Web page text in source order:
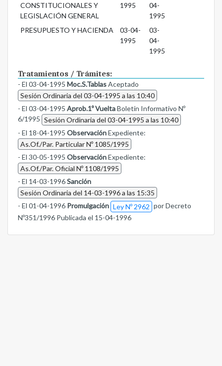
CONSTITUCIONALES Y
LEGISLACIÓN GENERAL
1995
04-
1995
PRESUPUESTO Y HACIENDA
03-04-
1995
03-
04-
1995
Tratamientos / Trámites:
- El 03-04-1995 Moc.S.TablasAceptado
Sesión Ordinaria del 03-04-1995 a las 10:40
- El 03-04-1995 Aprob.1º VueltaBoletín Informativo Nº
6/1995 Sesión Ordinaria del 03-04-1995 a las 10:40
- El 18-04-1995 ObservaciónExpediente:
As.Of./Par. Particular Nº 1085/1995
- El 30-05-1995 ObservaciónExpediente:
As.Of./Par. Oficial Nº 1108/1995
- El 14-03-1996Sanción
Sesión Ordinaria del 14-03-1996 a las 15:35
- El 01-04-1996 Promulgación Ley Nº 2962 por Decreto
Nº351/1996 Publicada el 15-04-1996